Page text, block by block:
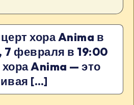
хора Anima в
7 февраля в 19:00
хора Anima — это
[…]